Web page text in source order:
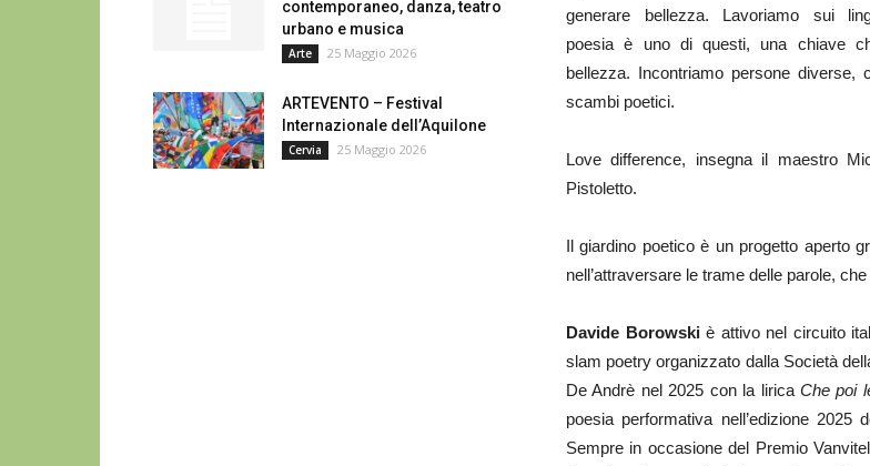
generare bellezza. Lavoriamo sui
poesia è uno di questi, una chiave
bellezza. Incontriamo persone diverse,
scambi poetici.
Love difference, insegna il maestro
Pistoletto.
Il giardino poetico è un progetto aperto
nell’attraversare le trame delle parole,
Davide Borowskiè attivo nel circuito
slam poetry organizzato dalla Società
De Andrè nel 2025 con la lirica Che poi
poesia performativa nell’edizione 2025
Sempre in occasione del Premio
contemporaneo, danza, teatro
urbano e musica
Arte 25 Maggio 2026
ARTEVENTO – Festival
Internazionale dell’Aquilone
Cervia 25 Maggio 2026